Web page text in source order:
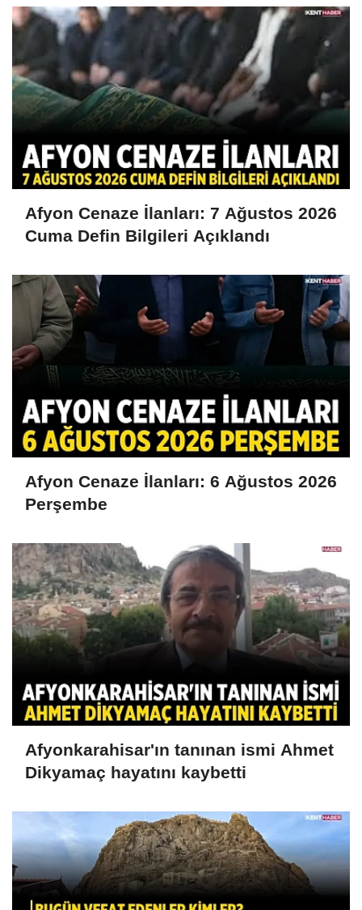
Afyon Cenaze İlanları: 7 Ağustos 2026
Cuma Defin Bilgileri Açıklandı
Afyon Cenaze İlanları: 6 Ağustos 2026
Perşembe
Afyonkarahisar'ın tanınan ismi Ahmet
Dikyamaç hayatını kaybetti